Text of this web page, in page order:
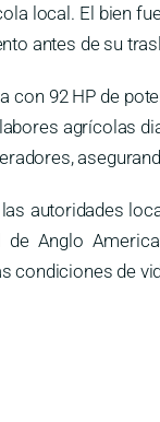
local. El bien
antes de su
con 92 HP de
agrícolas
autoridades
Anglo
de